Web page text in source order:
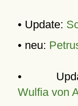
• Update:
• neu:
•
Wulfia von